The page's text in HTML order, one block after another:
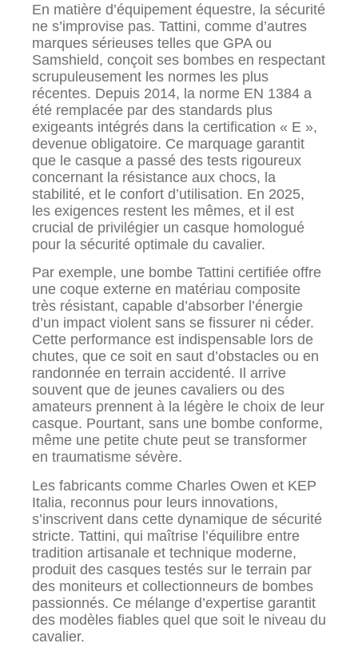
En matière d’équipement équestre, la sécurité
ne s’improvise pas. Tattini, comme d’autres
marques sérieuses telles que GPA ou
Samshield, conçoit ses bombes en respectant
scrupuleusement les normes les plus
récentes. Depuis 2014, la norme EN 1384 a
été remplacée par des standards plus
exigeants intégrés dans la certification « E »,
devenue obligatoire. Ce marquage garantit
que le casque a passé des tests rigoureux
concernant la résistance aux chocs, la
stabilité, et le confort d’utilisation. En 2025,
les exigences restent les mêmes, et il est
crucial de privilégier un casque homologué
pour la sécurité optimale du cavalier.
Par exemple, une bombe Tattini certifiée offre
une coque externe en matériau composite
très résistant, capable d’absorber l’énergie
d’un impact violent sans se fissurer ni céder.
Cette performance est indispensable lors de
chutes, que ce soit en saut d’obstacles ou en
randonnée en terrain accidenté. Il arrive
souvent que de jeunes cavaliers ou des
amateurs prennent à la légère le choix de leur
casque. Pourtant, sans une bombe conforme,
même une petite chute peut se transformer
en traumatisme sévère.
Les fabricants comme Charles Owen et KEP
Italia, reconnus pour leurs innovations,
s’inscrivent dans cette dynamique de sécurité
stricte. Tattini, qui maîtrise l’équilibre entre
tradition artisanale et technique moderne,
produit des casques testés sur le terrain par
des moniteurs et collectionneurs de bombes
passionnés. Ce mélange d’expertise garantit
des modèles fiables quel que soit le niveau du
cavalier.